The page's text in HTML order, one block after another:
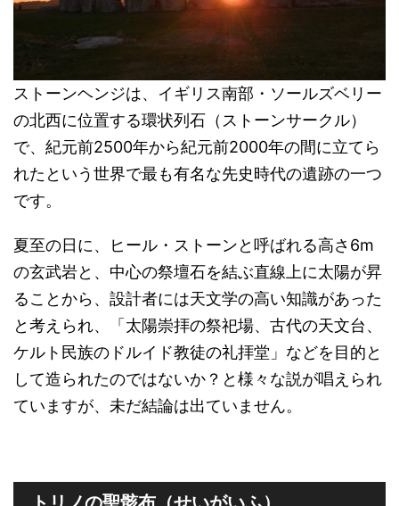
ストーンヘンジは、イギリス南部・ソールズベリー
の北西に位置する環状列石（ストーンサークル）
で、紀元前2500年から紀元前2000年の間に立てら
れたという世界で最も有名な先史時代の遺跡の一つ
です。
夏至の日に、ヒール・ストーンと呼ばれる高さ6m
の玄武岩と、中心の祭壇石を結ぶ直線上に太陽が昇
ることから、設計者には天文学の高い知識があった
と考えられ、「太陽崇拝の祭祀場、古代の天文台、
ケルト民族のドルイド教徒の礼拝堂」などを目的と
して造られたのではないか？と様々な説が唱えられ
ていますが、未だ結論は出ていません。